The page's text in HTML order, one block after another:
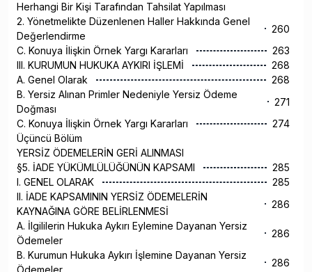
Herhangi Bir Kişi Tarafından Tahsilat Yapılması
2. Yönetmelikte Düzenlenen Haller Hakkında Genel
Değerlendirme
260
C. Konuya İlişkin Örnek Yargı Kararları
263
III. KURUMUN HUKUKA AYKIRI İŞLEMİ
268
A. Genel Olarak
268
B. Yersiz Alınan Primler Nedeniyle Yersiz Ödeme
Doğması
271
C. Konuya İlişkin Örnek Yargı Kararları
274
Üçüncü Bölüm
YERSİZ ÖDEMELERİN GERİ ALINMASI
§5. İADE YÜKÜMLÜLÜĞÜNÜN KAPSAMI
285
I. GENEL OLARAK
285
II. İADE KAPSAMININ YERSİZ ÖDEMELERİN
KAYNAĞINA GÖRE BELİRLENMESİ
286
A. İlgililerin Hukuka Aykırı Eylemine Dayanan Yersiz
Ödemeler
286
B. Kurumun Hukuka Aykırı İşlemine Dayanan Yersiz
286